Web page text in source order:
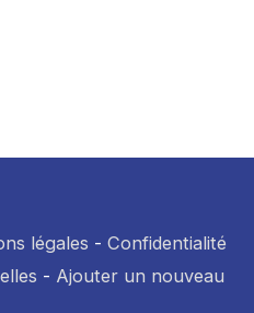
légales - Confidentialité
- Ajouter un nouveau